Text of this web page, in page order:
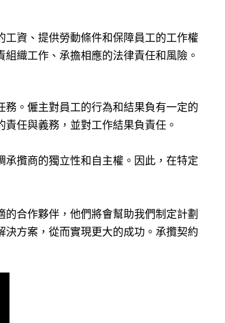
資、提供勞動條件和保障員工的工作權
織工作、承擔相應的法律責任和風險。
。僱主對員工的行為和結果負有一定的
任與義務，並對工作結果負責任。
攬商的獨立性和自主權。因此，在特定
合作夥伴，他們將會幫助我們制定計劃
方案，從而實現更大的成功。承攬契約